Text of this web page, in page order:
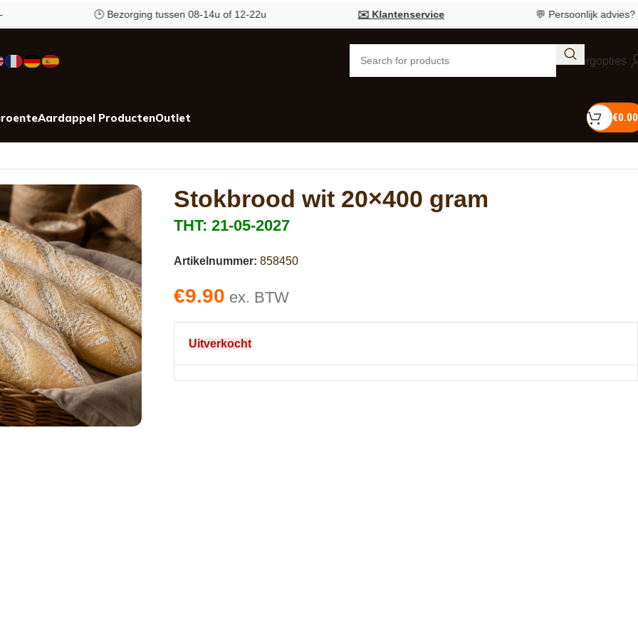
🕒 Bezorging tussen 08-14u of 12-22u ✉️ Klantenservice 💬 Persoonlijk advies?Bel
Bezorgopties
Aardappel ProductenOutlet €0.00
Stokbrood wit 20×400 gram
THT: 21-05-2027
Artikelnummer: 858450
€9.90 ex. BTW
Uitverkocht